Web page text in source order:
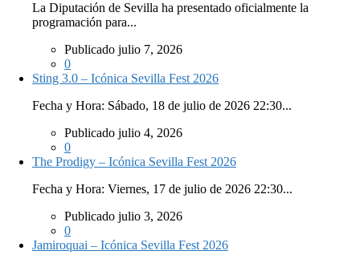
La Diputación de Sevilla ha presentado oficialmente la
programación para...
Publicado julio 7, 2026
0
Sting 3.0 – Icónica Sevilla Fest 2026
Fecha y Hora: Sábado, 18 de julio de 2026 22:30...
Publicado julio 4, 2026
0
The Prodigy – Icónica Sevilla Fest 2026
Fecha y Hora: Viernes, 17 de julio de 2026 22:30...
Publicado julio 3, 2026
0
Jamiroquai – Icónica Sevilla Fest 2026